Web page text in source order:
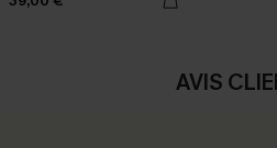
AVIS